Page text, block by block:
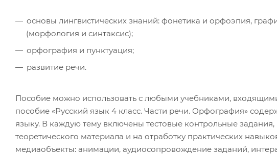
основы лингвистических знаний: фонетика и орфоэпия,
(морфология и синтаксис);
орфография и пунктуация;
развитие речи.
Пособие можно использовать с любыми учебниками,
пособие «Русский язык 4 класс. Части речи. Орфография»
языку. В каждую тему включены тестовые контрольные
теоретического материала и на отработку практических
медиаобъекты: анимации, аудиосопровождение заданий,